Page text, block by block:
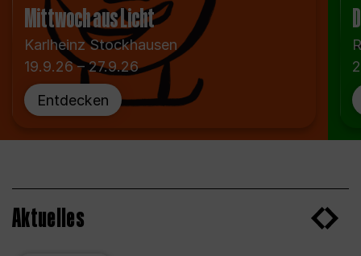
Mittwoch aus Licht
Karlheinz Stockhausen
19.9.26 – 27.9.26
Entdecken
Aktuelles